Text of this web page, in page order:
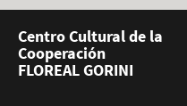
Centro Cultural de la
Cooperación
FLOREAL GORINI